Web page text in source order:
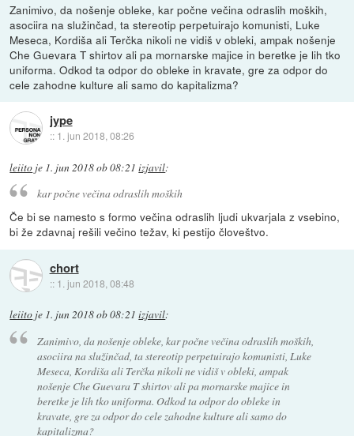
Zanimivo, da nošenje obleke, kar počne večina odraslih moških,
asociira na služinčad, ta stereotip perpetuirajo komunisti, Luke
Meseca, Kordiša ali Terčka nikoli ne vidiš v obleki, ampak nošenje
Che Guevara T shirtov ali pa mornarske majice in beretke je lih tko
uniforma. Odkod ta odpor do obleke in kravate, gre za odpor do
cele zahodne kulture ali samo do kapitalizma?
jype
:: 1. jun 2018, 08:26
leiito je 1. jun 2018 ob 08:21 izjavil:
kar počne večina odraslih moških
Če bi se namesto s formo večina odraslih ljudi ukvarjala z vsebino,
bi že zdavnaj rešili večino težav, ki pestijo človeštvo.
chort
:: 1. jun 2018, 08:48
leiito je 1. jun 2018 ob 08:21 izjavil:
Zanimivo, da nošenje obleke, kar počne večina odraslih moških,
asociira na služinčad, ta stereotip perpetuirajo komunisti, Luke
Meseca, Kordiša ali Terčka nikoli ne vidiš v obleki, ampak
nošenje Che Guevara T shirtov ali pa mornarske majice in
beretke je lih tko uniforma. Odkod ta odpor do obleke in
kravate, gre za odpor do cele zahodne kulture ali samo do
kapitalizma?